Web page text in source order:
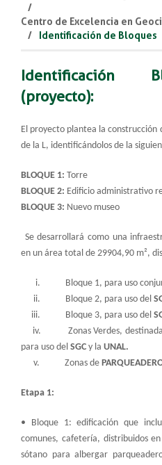
Centro de Excelencia en
Identificación de Bloques
Identificación
(proyecto):
El proyecto plantea la construcción
de la L, identificándolos de la
BLOQUE 1: Torre
BLOQUE 2: Edificio administrativo
BLOQUE 3: Nuevo museo
Se desarrollará como una
en un área total de 29904,90 m²,
i. Bloque 1, para uso
ii. Bloque 2, para uso del
iii. Bloque 3, para uso del
iv. Zonas Verdes, destinadas
para uso del SGC y la UNAL.
v. Zonas de
Etapa 1:
• Bloque 1: edificación que
comunes, cafetería, distribuidos
sótano para albergar